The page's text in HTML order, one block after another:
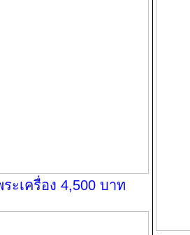
ะเครื่อง 4,500 บาท